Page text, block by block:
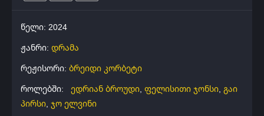
წელი: 2024
ჟანრი: დრამა
რეჟისორი: ბრეიდი კორბეტი
როლებში:
ედრიან ბროუდი, ფელისითი ჯონსი, გაი
პირსი, ჯო ელვინი